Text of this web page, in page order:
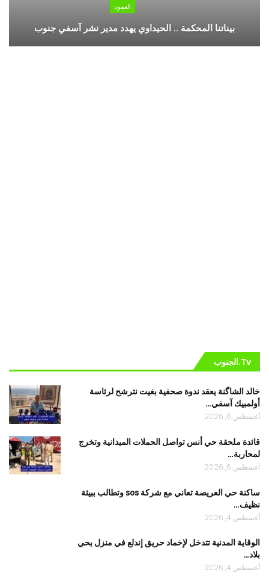
العمود
بيناتنا المحكمة .. الحيداوي يهدد مدير نشر آسفي جنوب
Tv.الجنوب
خالد الشاگنة يعقد ندوة صحفية بغيت نترشح لرئاسة
أولمبيك آسفي…
أغسطس 6, 2026
قائدة ملحقة حي أنس تواصل الحملات الميدانية وتخرج
لمحاربة…
أغسطس 6, 2026
ساكنة حي العريصة تعاني مع شركة sos وتطالب ببيئة
نظيف…
أغسطس 4, 2026
الوقاية المدنية تتدخل لإخماد حريق إندلع في منزل بحي
بلاد…
أغسطس 4, 2026